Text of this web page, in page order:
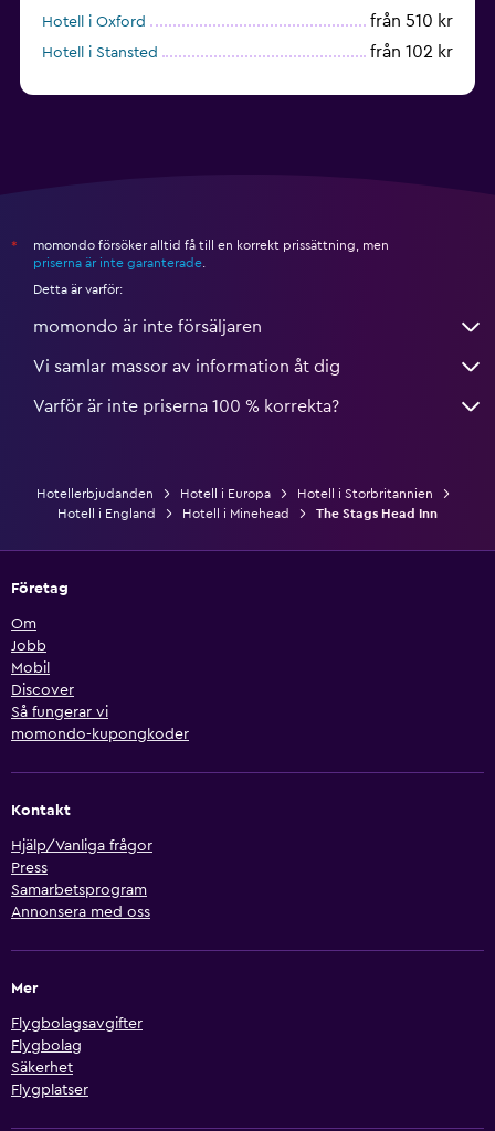
Hotell i Oxford från 510 kr
Hotell i Stansted från 102 kr
*
momondo försöker alltid få till en korrekt prissättning, men
priserna är inte garanterade
Detta är varför:
momondo är inte försäljaren
Vi samlar massor av information åt dig
Varför är inte priserna 100 % korrekta?
Hotellerbjudanden Hotell i Europa
Hotell i Storbritannien
Hotell i England
Hotell i Minehead The Stags Head Inn
Företag
Om
Jobb
Mobil
Discover
Så fungerar vi
momondo-kupongkoder
Kontakt
Hjälp/Vanliga frågor
Press
Samarbetsprogram
Annonsera med oss
Mer
Flygbolagsavgifter
Flygbolag
Säkerhet
Flygplatser